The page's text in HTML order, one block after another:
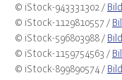
© iStock-943331302 /
© iStock-1129810557 /
© iStock-596803988 /
© iStock-1159754563 /
© iStock-899890574 /